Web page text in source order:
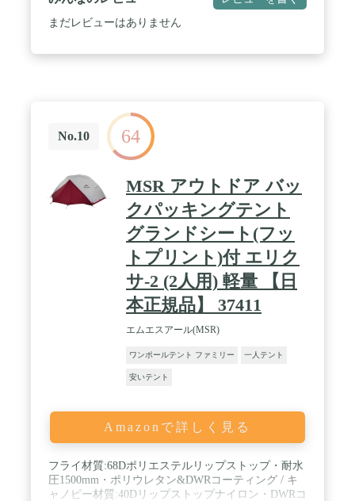
も設営がかんたんなTIPIテントです。出入り口を前
後に設けることで跳ね上げ昨日を使用しない場合で
はコットンとポリエステルの混紡生地を採用してい
ます。よく比べられるポリエステル生地と比較して
高い遮光性と通気性を兼ね備えています。また、火
の粉があたっても穴が空きにくいためテントの近く
で焚き火が可能です。※TC生地は性質上、濡れると
コット音生地が膨張し雨が侵入しづらくなる効果が
ありますが、完全に防水とすることはできません。
※燃えない素材ではありませんのでテント下での焚
き火はおやめください。 / ✔【同じ素材のスカート
を装着】 冬キャンプでも問題なくお使いいただける
よう、同じ素材のスカートを標準で装備いたしまし
た。スカートはトグルボタンで巻き上げが可能で、
巻き上げることでテント内の通気性が向上します。
サイトやフィールドの状況に応じて使い分けてくだ
ン・サブポールともにアルミ合金製のポールを採用
Φ19mmの太さのものを採用しています。また、サブ
ポールにはランタンフック用の金具を装着し、カラ
レータが2箇所に：テント内部に新鮮な空気が流れ
るよう、テント上部2箇所にベンチレーターを設置
ーテント：インナーテント内でコットが使用できる
よう床面サイズを少し広めの230x110cmに設計いた
しました。 ※WAQ2WAYフォールディングコットが
まだレビューはありません
No.10 64
MSR アウトドア バッ
クパッキングテント
グランドシート(フッ
トプリント)付 エリク
サ-2 (2人用) 軽量 【日
本正規品】 37411
エムエスアール(MSR)
ワンポールテント ファミリー 一人テント
安いテント
Amazonで詳しく見る
フライ材質:68Dポリエステルリップストップ・耐水
圧1500mm・ポリウレタン&DWRコーティング / キ
ャノピー材質:40Dリップストップナイロン・DWRコ